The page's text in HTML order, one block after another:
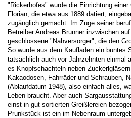
"Rickerhofes" wurde die Einrichtung einer
Florian, die etwa aus 1889 datiert,
zugänglich gemacht. Im Zuge seiner
Betreiber Andreas Brunner inzwischen
geschlossene "Nahversorger", die den
So wurde aus dem Kaufladen ein buntes
tatsächlich auch vor Jahrzehnten einmal
es Knopfschachteln neben
Kakaodosen, Fahrräder und Schrauben,
(Ablaufdatum 1948), also einfach alles,
Leben braucht. Aber auch
einst in gut sortierten Greißlereien
Prunkstück ist ein im Nebenraum